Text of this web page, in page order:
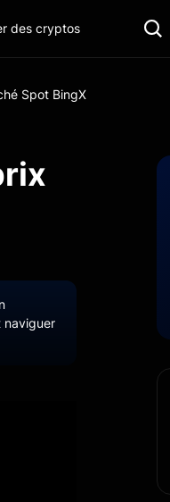
des cryptos
Spot BingX
naviguer